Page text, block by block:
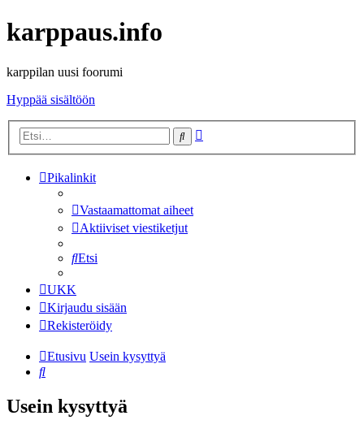
karppaus.info
karppilan uusi foorumi
Hyppää sisältöön
Etsi
Pikalinkit
Vastaamattomat aiheet
Aktiiviset viestiketjut
Etsi
UKK
Kirjaudu sisään
Rekisteröidy
Etusivu Usein kysyttyä
Etsi
Usein kysyttyä